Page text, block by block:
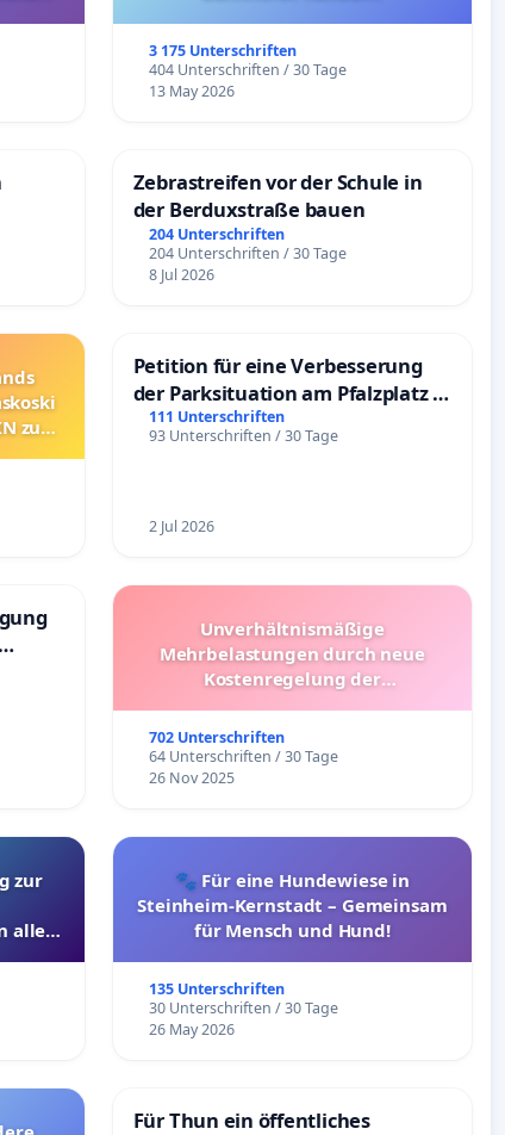
3 175 Unterschriften
404 Unterschriften / 30 Tage
13 May 2026
Zebrastreifen vor der Schule in
der Berduxstraße bauen
204 Unterschriften
204 Unterschriften / 30 Tage
8 Jul 2026
zum
Petition für eine Verbesserung
der Parksituation am Pfalzplatz in
Mannheim
111 Unterschriften
93 Unterschriften / 30 Tage
2 Jul 2026
Unverhältnismäßige
Mehrbelastungen durch neue
Kostenregelung der
Überprüfung und Alternativen
702 Unterschriften
64 Unterschriften / 30 Tage
26 Nov 2025
zur
allen
🐾 Für eine Hundewiese in
Steinheim-Kernstadt – Gemeinsam
für Mensch und Hund!
135 Unterschriften
30 Unterschriften / 30 Tage
26 May 2026
Für Thun ein öffentliches